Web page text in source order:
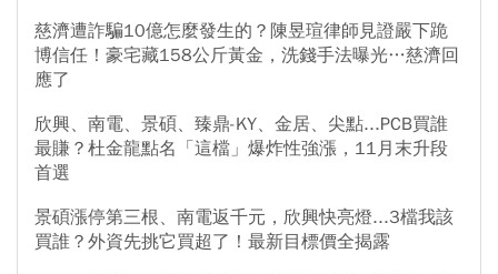
慈濟遭詐騙10億怎麼發生的？陳昱瑄律師見證嚴下跪
博信任！豪宅藏158公斤黃金，洗錢手法曝光…慈濟回
應了
欣興、南電、景碩、臻鼎-KY、金居、尖點...PCB買誰
最賺？杜金龍點名「這檔」爆炸性強漲，11月末升段
首選
景碩漲停第三根、南電返千元，欣興快亮燈...3檔我該
買誰？外資先挑它買超了！最新目標價全揭露